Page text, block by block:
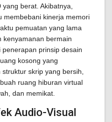
berat. Akibatnya,
membebani kinerja memori
pemuatan yang lama
kenyamanan bermain
prinsip desain
kosong yang
skrip yang bersih,
ruang hiburan virtual
dan memikat.
Audio-Visual